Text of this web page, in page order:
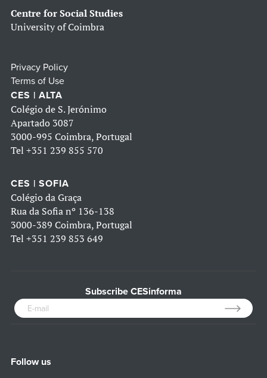
Centre for Social Studies
University of Coimbra
Privacy Policy
Terms of Use
CES | ALTA
Colégio de S. Jerónimo
Apartado 3087
3000-995 Coimbra, Portugal
Tel +351 239 855 570
CES | SOFIA
Colégio da Graça
Rua da Sofia nº 136-138
3000-389 Coimbra, Portugal
Tel +351 239 853 649
Subscribe CESinforma
Follow us